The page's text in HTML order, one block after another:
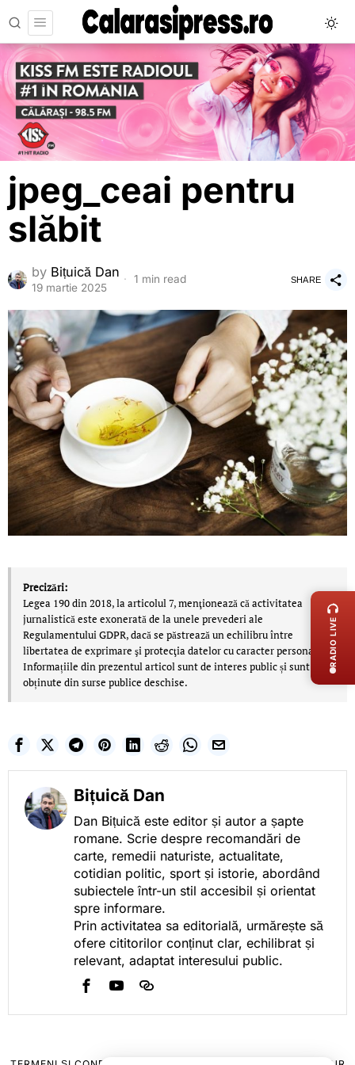
jpeg_ceai pentru
slăbit
by Bițuică Dan
19 martie 2025
1 min read SHARE
Precizări:
Legea 190 din 2018, la articolul 7, menţionează că activitatea
jurnalistică este exonerată de la unele prevederi ale
Regulamentului GDPR, dacă se păstrează un echilibru între
libertatea de exprimare şi protecţia datelor cu caracter personal.
Informațiile din prezentul articol sunt de interes public și sunt
obținute din surse publice deschise.
Bițuică Dan
Dan Bițuică este editor și autor a șapte
romane. Scrie despre recomandări de
carte, remedii naturiste, actualitate,
cotidian politic, sport și istorie, abordând
subiectele într-un stil accesibil și orientat
spre informare.
Prin activitatea sa editorială, urmărește să
ofere cititorilor conținut clar, echilibrat și
relevant, adaptat interesului public.
RADIO LIVE